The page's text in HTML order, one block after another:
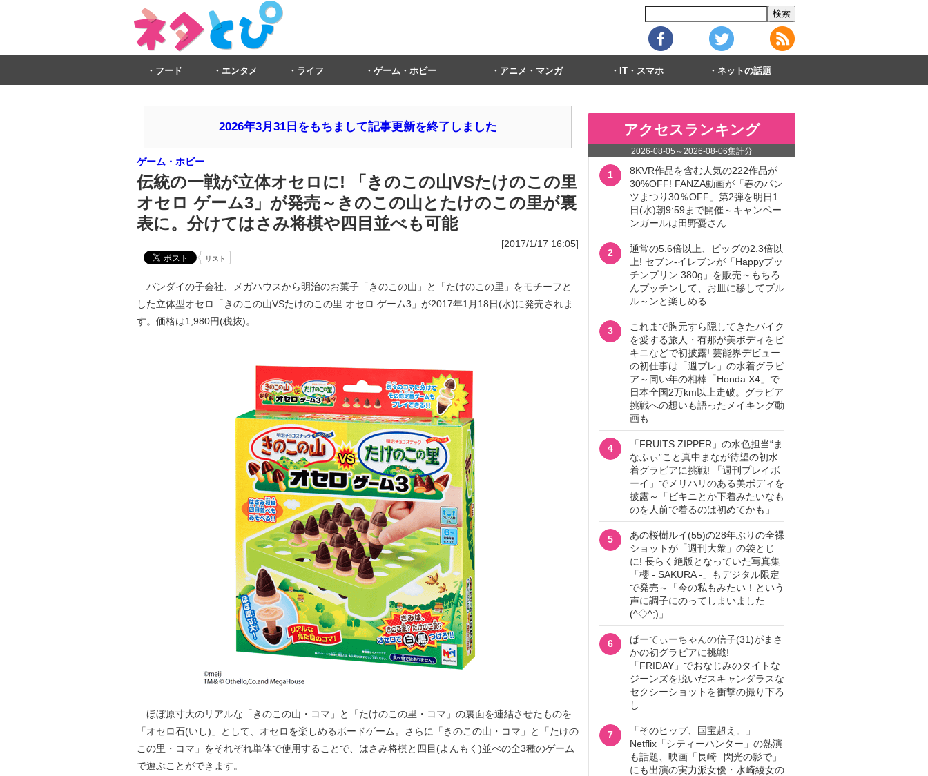
フード エンタメ ライフ ゲーム・ホビー アニメ・マンガ IT・スマホ ネットの話題
2026年3月31日をもちまして記事更新を終了しました
ゲーム・ホビー
伝統の一戦が立体オセロに! 「きのこの山VSたけのこの里
オセロ ゲーム3」が発売～きのこの山とたけのこの里が裏
表に。分けてはさみ将棋や四目並べも可能
[2017/1/17 16:05]
リスト
バンダイの子会社、メガハウスから明治のお菓子「きのこの山」と「たけのこの里」をモチーフと
した立体型オセロ「きのこの山VSたけのこの里 オセロ ゲーム3」が2017年1月18日(水)に発売されま
す。価格は1,980円(税抜)。
ほぼ原寸大のリアルな「きのこの山・コマ」と「たけのこの里・コマ」の裏面を連結させたものを
「オセロ石(いし)」として、オセロを楽しめるボードゲーム。さらに「きのこの山・コマ」と「たけの
この里・コマ」をそれぞれ単体で使用することで、はさみ将棋と四目(よんもく)並べの全3種のゲーム
で遊ぶことができます。
アクセスランキング
2026-08-05 ～2026-08-06集計分
1
8KVR作品を含む人気の222作品が
30%OFF! FANZA動画が「春のパン
ツまつり30％OFF」第2弾を明日1
日(水)朝9:59まで開催～キャンペー
ンガールは田野憂さん
2
通常の5.6倍以上、ビッグの2.3倍以
上! セブン‐イレブンが「Happyプッ
チンプリン 380g」を販売～もちろ
んプッチンして、お皿に移してプル
ル～ンと楽しめる
3
これまで胸元すら隠してきたバイク
を愛する旅人・有那が美ボディをビ
キニなどで初披露! 芸能界デビュー
の初仕事は「週プレ」の水着グラビ
ア～同い年の相棒「Honda X4」で
日本全国2万km以上走破。グラビア
挑戦への想いも語ったメイキング動
画も
4
「FRUITS ZIPPER」の水色担当“ま
なふぃ”こと真中まなが待望の初水
着グラビアに挑戦! 「週刊プレイボ
ーイ」でメリハリのある美ボディを
披露～「ビキニとか下着みたいなも
のを人前で着るのは初めてかも」
5
あの桜樹ルイ(55)の28年ぶりの全裸
ショットが「週刊大衆」の袋とじ
に! 長らく絶版となっていた写真集
「櫻 - SAKURA -」もデジタル限定
で発売～「今の私もみたい！という
声に調子にのってしまいました
(^◇^;)」
6
ぱーてぃーちゃんの信子(31)がまさ
かの初グラビアに挑戦!
「FRIDAY」でおなじみのタイトな
ジーンズを脱いだスキャンダラスな
セクシーショットを衝撃の撮り下ろ
し
7
「そのヒップ、国宝超え。」
Netflix「シティーハンター」の熱演
も話題、映画「長崎─閃光の影で」
にも出演の実力派女優・水崎綾女の